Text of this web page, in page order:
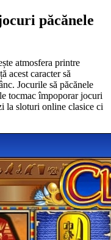
păcănele
atmosfera printre
acest caracter să
Jocurile să păcănele
tocmac împoporar jocuri
la sloturi online clasice ci